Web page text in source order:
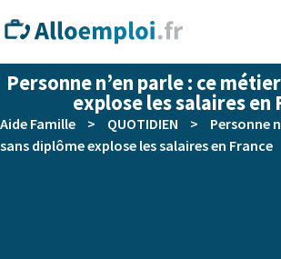
Personne n’en parle : ce
explose les salaires en
Aide Famille > QUOTIDIEN >
Personne
sans diplôme explose les salaires en France